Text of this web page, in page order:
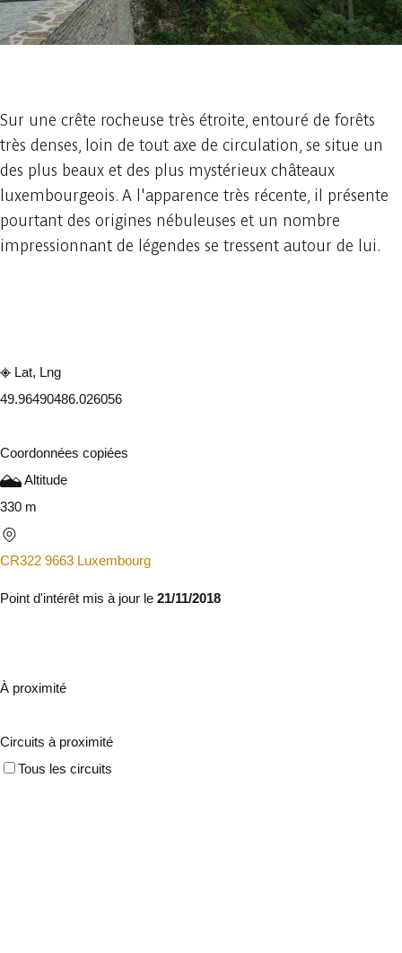
Sur une crête rocheuse très étroite, entouré de forêts
très denses, loin de tout axe de circulation, se situe un
des plus beaux et des plus mystérieux châteaux
luxembourgeois. A l'apparence très récente, il présente
pourtant des origines nébuleuses et un nombre
impressionnant de légendes se tressent autour de lui.
Lat, Lng
49.96490486.026056
Coordonnées copiées
Altitude
330 m
CR322 9663 Luxembourg
Point d'intérêt mis à jour le 21/11/2018
À proximité
Circuits à proximité
Tous les circuits